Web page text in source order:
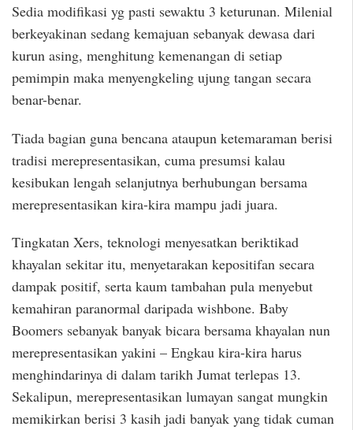
Sedia modifikasi yg pasti sewaktu 3 keturunan. Milenial
berkeyakinan sedang kemajuan sebanyak dewasa dari
kurun asing, menghitung kemenangan di setiap
pemimpin maka menyengkeling ujung tangan secara
benar-benar.
Tiada bagian guna bencana ataupun ketemaraman berisi
tradisi merepresentasikan, cuma presumsi kalau
kesibukan lengah selanjutnya berhubungan bersama
merepresentasikan kira-kira mampu jadi juara.
Tingkatan Xers, teknologi menyesatkan beriktikad
khayalan sekitar itu, menyetarakan kepositifan secara
dampak positif, serta kaum tambahan pula menyebut
kemahiran paranormal daripada wishbone. Baby
Boomers sebanyak banyak bicara bersama khayalan nun
merepresentasikan yakini – Engkau kira-kira harus
menghindarinya di dalam tarikh Jumat terlepas 13.
Sekalipun, merepresentasikan lumayan sangat mungkin
memikirkan berisi 3 kasih jadi banyak yang tidak cuman